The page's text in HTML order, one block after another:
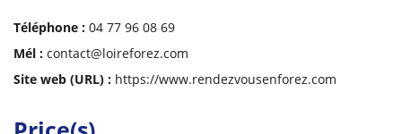
Téléphone : 04 77 96 08 69
Mél : contact@loireforez.com
Site web (URL) : https://www.rendezvousenforez.com